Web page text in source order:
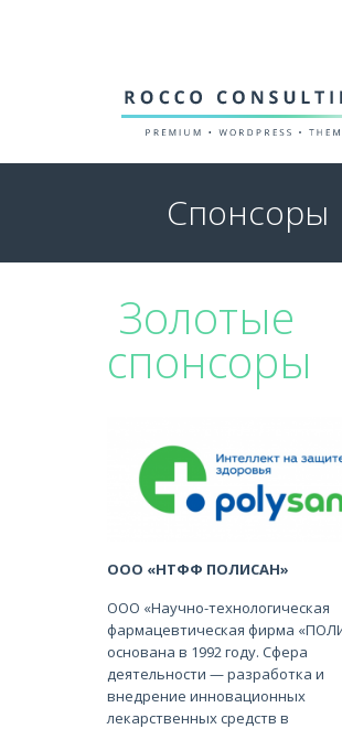
Спонсоры
Золотые
спонсоры
ООО «НТФФ ПОЛИСАН»
ООО «Научно-технологическая
фармацевтическая фирма
основана в 1992 году. Сфера
деятельности — разработка и
внедрение инновационных
лекарственных средств в